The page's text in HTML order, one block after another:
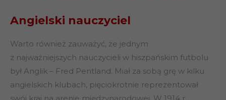
Angielski nauczyciel
Warto również zauważyć, że jednym
z najważniejszych nauczycieli w hiszpańskim futbolu
był Anglik – Fred Pentland. Miał za sobą grę w kilku
angielskich klubach, pięciokrotnie reprezentował